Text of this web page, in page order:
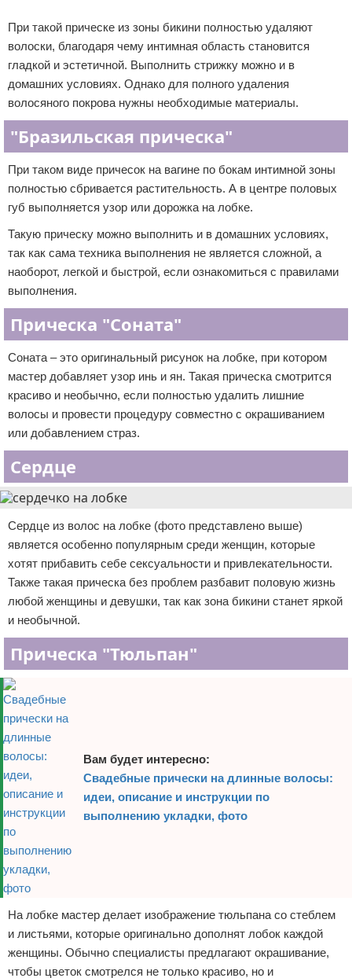
При такой прическе из зоны бикини полностью удаляют
волоски, благодаря чему интимная область становится
гладкой и эстетичной. Выполнить стрижку можно и в
домашних условиях. Однако для полного удаления
волосяного покрова нужны необходимые материалы.
"Бразильская прическа"
При таком виде причесок на вагине по бокам интимной зоны
полностью сбривается растительность. А в центре половых
губ выполняется узор или дорожка на лобке.
Такую прическу можно выполнить и в домашних условиях,
так как сама техника выполнения не является сложной, а
наоборот, легкой и быстрой, если ознакомиться с правилами
выполнения.
Прическа "Соната"
Соната – это оригинальный рисунок на лобке, при котором
мастер добавляет узор инь и ян. Такая прическа смотрится
красиво и необычно, если полностью удалить лишние
волосы и провести процедуру совместно с окрашиванием
или добавлением страз.
Сердце
Сердце из волос на лобке (фото представлено выше)
является особенно популярным среди женщин, которые
хотят прибавить себе сексуальности и привлекательности.
Также такая прическа без проблем разбавит половую жизнь
любой женщины и девушки, так как зона бикини станет яркой
и необычной.
Прическа "Тюльпан"
Вам будет интересно:
Свадебные прически на длинные волосы:
идеи, описание и инструкции по
выполнению укладки, фото
На лобке мастер делает изображение тюльпана со стеблем
и листьями, которые оригинально дополнят лобок каждой
женщины. Обычно специалисты предлагают окрашивание,
чтобы цветок смотрелся не только красиво, но и